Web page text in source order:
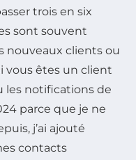
trois en six
sont souvent
nouveaux clients ou
vous êtes un client
les notifications de
parce que je ne
j’ai ajouté
contacts